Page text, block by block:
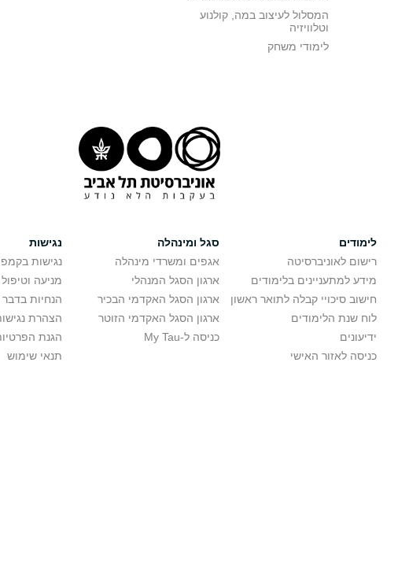
המסלול לעיצוב במה, קולנוע
וטלוויזיה
לימודי משחק
לימודים
רישום לאוניברסיטה
מידע למתעניינים בלימודים
חישוב סיכויי קבלה לתואר ראשון
לוח שנת הלימודים
ידיעונים
כניסה לאזור האישי
סגל ומינהלה
אגפים ומשרדי מינהלה
ארגון הסגל המנהלי
ארגון הסגל האקדמי הבכיר
ארגון הסגל האקדמי הזוטר
כניסה ל-My Tau
נגישות
נגישות
מניעה
הנחיות
הצהרת
הגנת
תנאי שימוש